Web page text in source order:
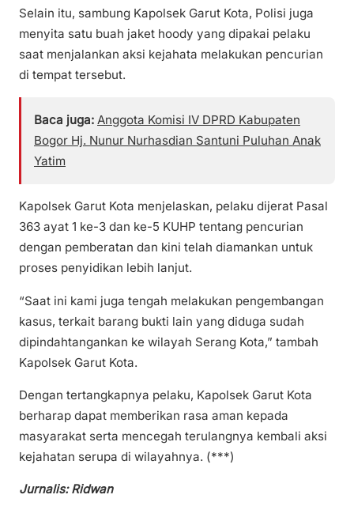
Selain itu, sambung Kapolsek Garut Kota, Polisi juga
menyita satu buah jaket hoody yang dipakai pelaku
saat menjalankan aksi kejahata melakukan pencurian
di tempat tersebut.
Baca juga: Anggota Komisi IV DPRD Kabupaten
Bogor Hj. Nunur Nurhasdian Santuni Puluhan Anak
Yatim
Kapolsek Garut Kota menjelaskan, pelaku dijerat Pasal
363 ayat 1 ke-3 dan ke-5 KUHP tentang pencurian
dengan pemberatan dan kini telah diamankan untuk
proses penyidikan lebih lanjut.
“Saat ini kami juga tengah melakukan pengembangan
kasus, terkait barang bukti lain yang diduga sudah
dipindahtangankan ke wilayah Serang Kota,” tambah
Kapolsek Garut Kota.
Dengan tertangkapnya pelaku, Kapolsek Garut Kota
berharap dapat memberikan rasa aman kepada
masyarakat serta mencegah terulangnya kembali aksi
kejahatan serupa di wilayahnya. (***)
Jurnalis: Ridwan